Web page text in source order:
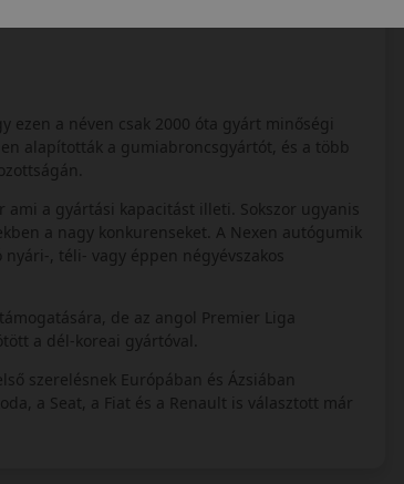
a néven csak 2000 óta gyárt minőségi
alapították a gumiabroncsgyártót, és a több
a gyártási kapacitást illeti. Sokszor ugyanis
a nagy konkurenseket. A Nexen autógumik
, téli- vagy éppen négyévszakos
de az angol Premier Liga
a dél-koreai gyártóval.
szerelésnek Európában és Ázsiában
a Seat, a Fiat és a Renault is választott már